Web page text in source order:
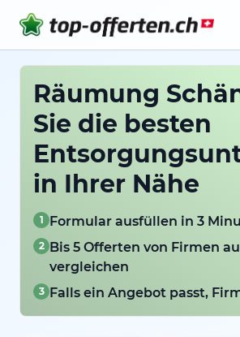
Räumung
Sie die besten
in Ihrer Nähe
1 Formular ausfüllen in 3
2 Bis 5 Offerten von Firmen
vergleichen
3 Falls ein Angebot passt,